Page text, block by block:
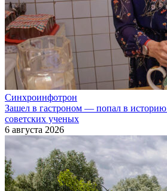
Синхроинфотрон
Зашел в гастроном — попал в
советских ученых
6 августа 2026